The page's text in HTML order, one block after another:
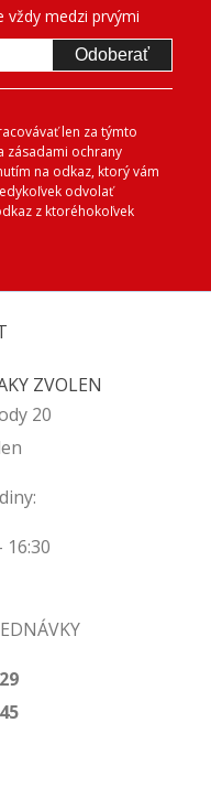
vždy medzi prvými
Odoberať
len za týmto
zásadami ochrany
na odkaz, ktorý vám
odvolať
z ktoréhokoľvek
ZVOLEN
20
16:30